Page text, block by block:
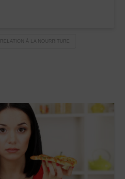
RELATION À LA NOURRITURE